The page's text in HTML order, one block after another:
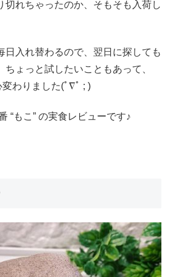
切れちゃったのか、そもそも入荷し
日入れ替わるので、翌日に探しても
ちょっと試したいこともあって、
変わりました(ﾟ∇ﾟ ; )
“もこ” の実食レビューです♪